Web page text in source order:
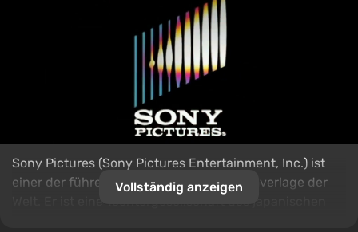
Sony Pictures (Sony Pictures Entertainment, Inc.) ist
einer der führenden Filmstudios und Filmverlage der
Vollständig anzeigen